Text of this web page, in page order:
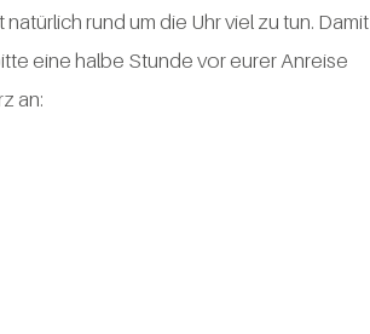
rund um die Uhr viel zu tun. Damit
eine halbe Stunde vor eurer Anreise
an: